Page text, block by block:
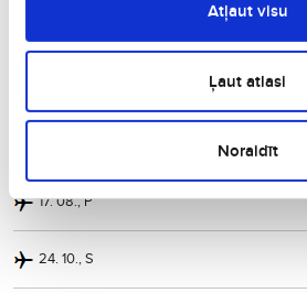
Atļaut visu
Ļaut atlasi
Noraidīt
17. 08., P
24. 10., S